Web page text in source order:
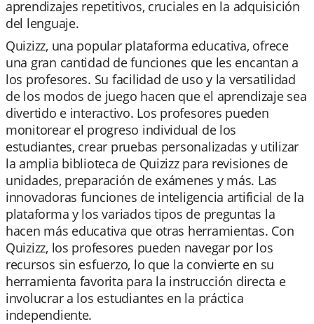
aprendizajes repetitivos, cruciales en la adquisición
del lenguaje.
Quizizz, una popular plataforma educativa, ofrece
una gran cantidad de funciones que les encantan a
los profesores. Su facilidad de uso y la versatilidad
de los modos de juego hacen que el aprendizaje sea
divertido e interactivo. Los profesores pueden
monitorear el progreso individual de los
estudiantes, crear pruebas personalizadas y utilizar
la amplia biblioteca de Quizizz para revisiones de
unidades, preparación de exámenes y más. Las
innovadoras funciones de inteligencia artificial de la
plataforma y los variados tipos de preguntas la
hacen más educativa que otras herramientas. Con
Quizizz, los profesores pueden navegar por los
recursos sin esfuerzo, lo que la convierte en su
herramienta favorita para la instrucción directa e
involucrar a los estudiantes en la práctica
independiente.